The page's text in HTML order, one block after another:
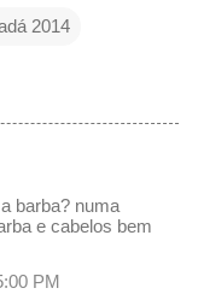
2014
barba? numa
e cabelos bem
PM